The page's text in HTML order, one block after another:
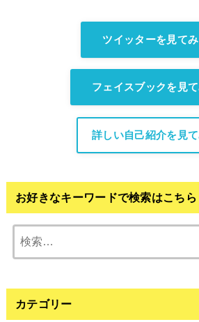
ツイッターを見て
フェイスブックを見
詳しい自己紹介を見
お好きなキーワードで検索はこち
索:
カテゴリー